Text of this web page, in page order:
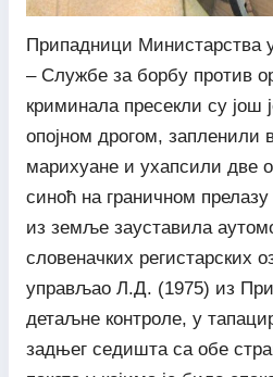
Припадници Министарства
– Службе за борбу против
криминала пресекли су још
опојном дрогом, запленили
марихуане и ухапсили две
синоћ на граничном
из земље зауставила
словеначких регистарских
управљао Л.Д. (1975) из
детаљне контроле, у
задњег седишта са обе